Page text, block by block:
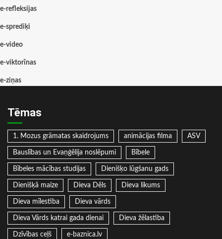
e-refleksijas
e-sprediķi
e-video
e-viktorīnas
e-ziņas
Tēmas
1. Mozus grāmatas skaidrojums animācijas filma ASV
Bauslības un Evaņģēlija noslēpumi Bībele
Bībeles mācības studijas Dienišķo lūgšanu gads
Dienišķā maize Dieva Dēls Dieva likums
Dieva mīlestība Dieva vārds
Dieva Vārds katrai gada dienai Dieva žēlastība
Dzīvības ceļš e-baznica.lv